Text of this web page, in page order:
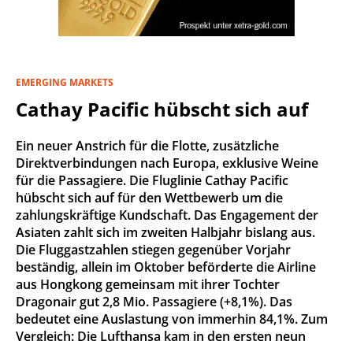
EMERGING MARKETS
Cathay Pacific hübscht sich auf
Ein neuer Anstrich für die Flotte, zusätzliche
Direktverbindungen nach Europa, exklusive Weine
für die Passagiere. Die Fluglinie Cathay Pacific
hübscht sich auf für den Wettbewerb um die
zahlungskräftige Kundschaft. Das Engagement der
Asiaten zahlt sich im zweiten Halbjahr bislang aus.
Die Fluggastzahlen stiegen gegenüber Vorjahr
beständig, allein im Oktober beförderte die Airline
aus Hongkong gemeinsam mit ihrer Tochter
Dragonair gut 2,8 Mio. Passagiere (+8,1%). Das
bedeutet eine Auslastung von immerhin 84,1%. Zum
Vergleich: Die Lufthansa kam in den ersten neun